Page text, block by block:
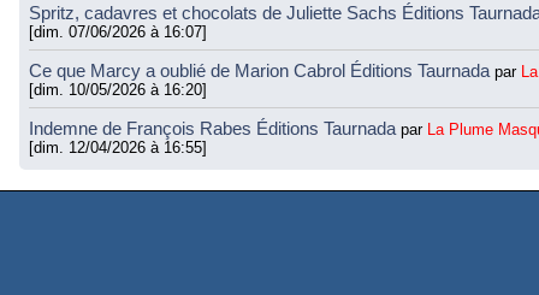
Spritz, cadavres et chocolats de Juliette Sachs Éditions
[dim. 07/06/2026 à 16:07]
Ce que Marcy a oublié de Marion Cabrol Éditions Taurnada par
[dim. 10/05/2026 à 16:20]
Indemne de François Rabes Éditions Taurnada par
La Plume
[dim. 12/04/2026 à 16:55]